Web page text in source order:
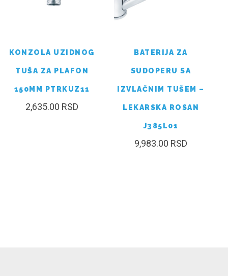
KONZOLA UZIDNOG
TUŠA ZA PLAFON
150MM PTRKUZ11
2,635.00 RSD
BATERIJA ZA
SUDOPERU SA
IZVLAČNIM TUŠEM –
LEKARSKA ROSAN
J385L01
9,983.00 RSD